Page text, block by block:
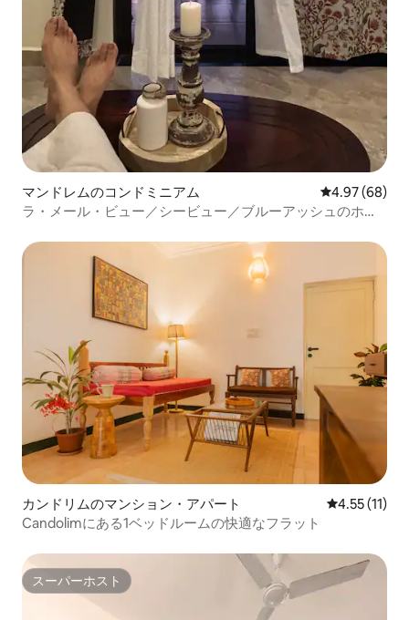
マンドレムのコンドミニアム レビュー68
4.97 (68)
ラ・メール・ビュー／シービュー／ブルーアッシュのホー
カンドリムのマンション・アパート レビュー11
4.55 (11)
Candolimにある1ベッドルームの快適なフラット
スーパーホスト
スーパーホスト